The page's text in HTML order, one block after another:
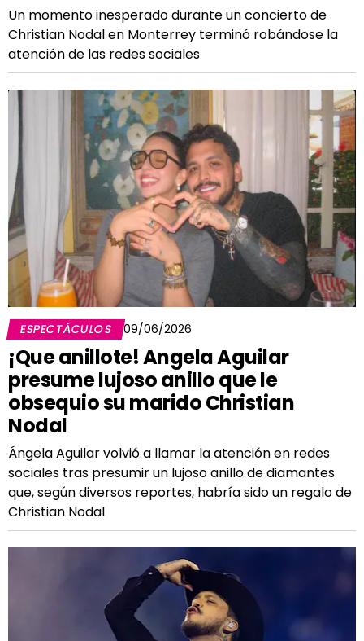
Un momento inesperado durante un concierto de
Christian Nodal en Monterrey terminó robándose la
atención de las redes sociales
ESPECTÁCULOS 09/06/2026
¡Que anillote! Angela Aguilar
presume lujoso anillo que le
obsequio su marido Christian
Nodal
Ángela Aguilar volvió a llamar la atención en redes
sociales tras presumir un lujoso anillo de diamantes
que, según diversos reportes, habría sido un regalo de
Christian Nodal